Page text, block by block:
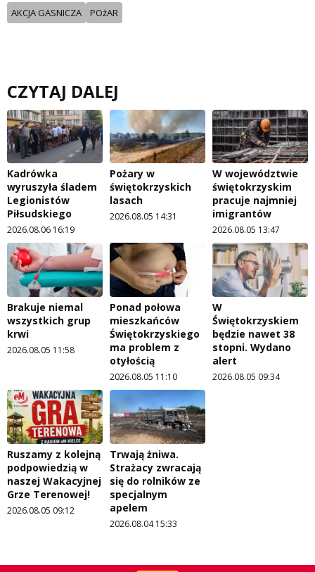
AKCJA GASNICZA POżAR
CZYTAJ DALEJ
Kadrówka
wyruszyła śladem
Legionistów
Piłsudskiego
2026.08.06 16:19
Pożary w
świętokrzyskich
lasach
2026.08.05 14:31
W województwie
świętokrzyskim
pracuje najmniej
imigrantów
2026.08.05 13:47
Brakuje niemal
wszystkich grup
krwi
2026.08.05 11:58
Ponad połowa
mieszkańców
Świętokrzyskiego
ma problem z
otyłością
2026.08.05 11:10
W
Świętokrzyskiem
będzie nawet 38
stopni. Wydano
alert
2026.08.05 09:34
Ruszamy z kolejną
podpowiedzią w
naszej Wakacyjnej
Grze Terenowej!
2026.08.05 09:12
Trwają żniwa.
Strażacy zwracają
się do rolników ze
specjalnym
apelem
2026.08.04 15:33